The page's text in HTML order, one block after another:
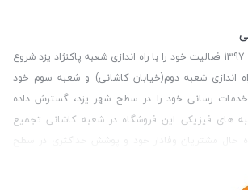
فروشگاه پالادیوم از سال 1397 فعالیت خود را با راه اندازی شعبه پاکنژاد یزد شروع
اندازی شعبه دوم(خیابان کاشانی) و شعبه سوم خود
خدمات رسانی خود را در سطح شهر یزد، گسترش داده
های فیزیکی این فروشگاه در شعبه کاشانی تجمیع
حال مشتریان وفادار خود و پوشش حداکثری در سطح
سطح کشور، فروشگاه اینترنتی پالامی را راه اندازی
اینترنتی پالامی فراهم نمودن یک خرید اینترنتی